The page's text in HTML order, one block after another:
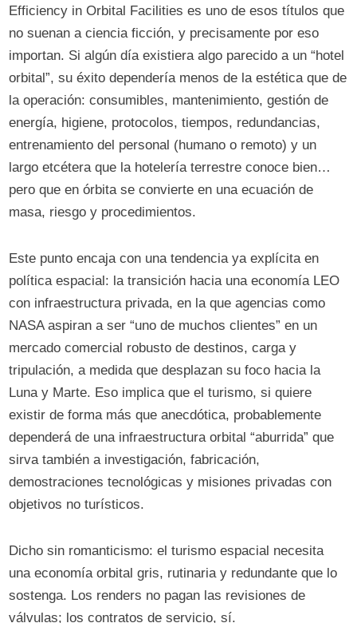
Efficiency in Orbital Facilities es uno de esos títulos que
no suenan a ciencia ficción, y precisamente por eso
importan. Si algún día existiera algo parecido a un “hotel
orbital”, su éxito dependería menos de la estética que de
la operación: consumibles, mantenimiento, gestión de
energía, higiene, protocolos, tiempos, redundancias,
entrenamiento del personal (humano o remoto) y un
largo etcétera que la hotelería terrestre conoce bien…
pero que en órbita se convierte en una ecuación de
masa, riesgo y procedimientos.
Este punto encaja con una tendencia ya explícita en
política espacial: la transición hacia una economía LEO
con infraestructura privada, en la que agencias como
NASA aspiran a ser “uno de muchos clientes” en un
mercado comercial robusto de destinos, carga y
tripulación, a medida que desplazan su foco hacia la
Luna y Marte. Eso implica que el turismo, si quiere
existir de forma más que anecdótica, probablemente
dependerá de una infraestructura orbital “aburrida” que
sirva también a investigación, fabricación,
demostraciones tecnológicas y misiones privadas con
objetivos no turísticos.
Dicho sin romanticismo: el turismo espacial necesita
una economía orbital gris, rutinaria y redundante que lo
sostenga. Los renders no pagan las revisiones de
válvulas; los contratos de servicio, sí.